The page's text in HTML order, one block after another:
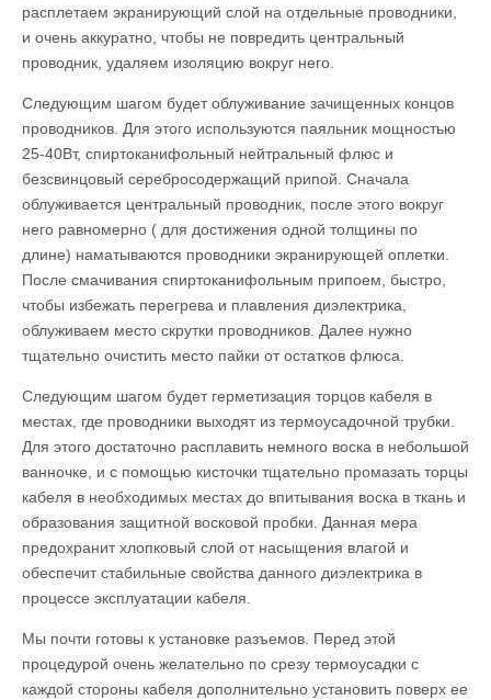
расплетаем экранирующий слой на отдельные проводники,
и очень аккуратно, чтобы не повредить центральный
проводник, удаляем изоляцию вокруг него.
Следующим шагом будет облуживание зачищенных концов
проводников. Для этого используются паяльник мощностью
25-40Вт, спиртоканифольный нейтральный флюс и
безсвинцовый серебросодержащий припой. Сначала
облуживается центральный проводник, после этого вокруг
него равномерно ( для достижения одной толщины по
длине) наматываются проводники экранирующей оплетки.
После смачивания спиртоканифольным припоем, быстро,
чтобы избежать перегрева и плавления диэлектрика,
облуживаем место скрутки проводников. Далее нужно
тщательно очистить место пайки от остатков флюса.
Следующим шагом будет герметизация торцов кабеля в
местах, где проводники выходят из термоусадочной трубки.
Для этого достаточно расплавить немного воска в небольшой
ванночке, и с помощью кисточки тщательно промазать торцы
кабеля в необходимых местах до впитывания воска в ткань и
образования защитной восковой пробки. Данная мера
предохранит хлопковый слой от насыщения влагой и
обеспечит стабильные свойства данного диэлектрика в
процессе эксплуатации кабеля.
Мы почти готовы к установке разъемов. Перед этой
процедурой очень желательно по срезу термоусадки с
каждой стороны кабеля дополнительно установить поверх ее